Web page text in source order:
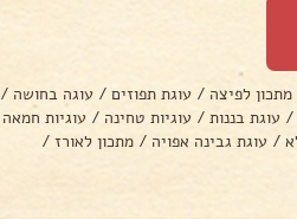
מתכון לפיצה / עוגת תפוזים / עוגה בחושה /
/ עוגת בננות / עוגיות טחינה / עוגיות חמאה
/ עוגת גבינה אפויה / מתכון לאורז /